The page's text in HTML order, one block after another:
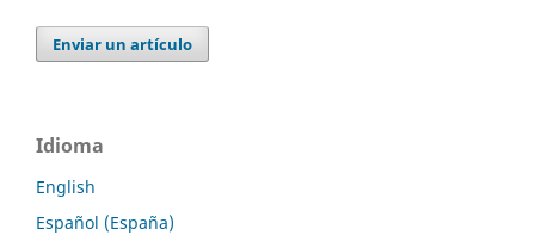
Enviar un artículo
Idioma
English
Español (España)